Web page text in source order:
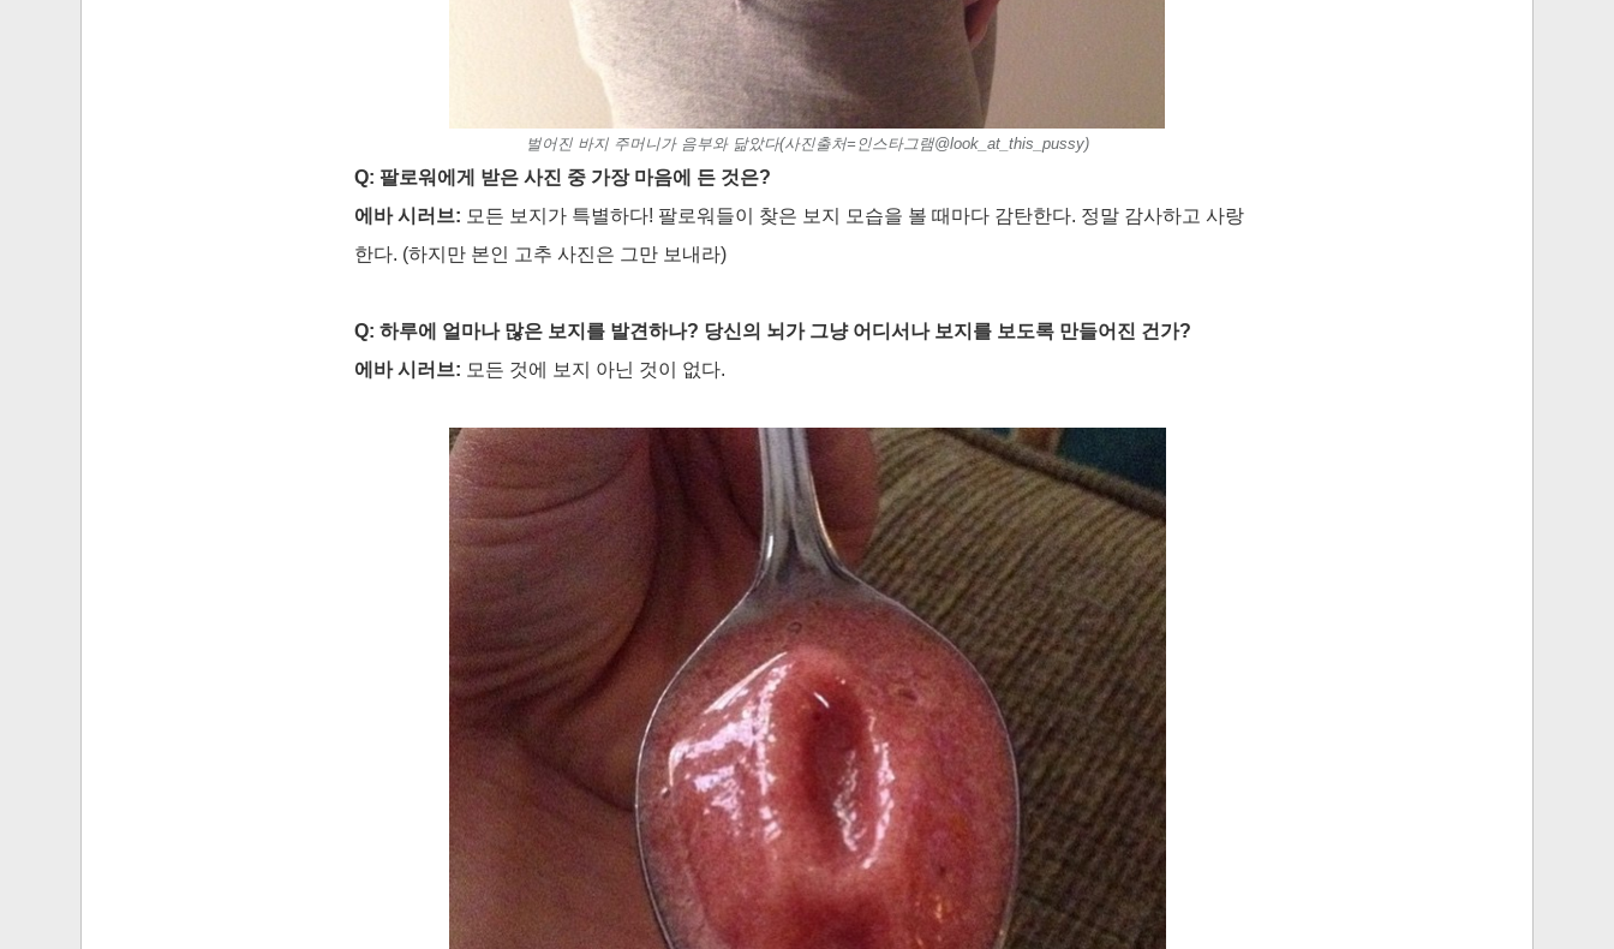
벌어진 바지 주머니가 음부와 닮았다(사진출처=인스타그램@look_at_this_pussy)
Q: 팔로워에게 받은 사진 중 가장 마음에 든 것은?
에바 시러브: 모든 보지가 특별하다! 팔로워들이 찾은 보지 모습을 볼 때마다 감탄한다. 정말 감사하고 사랑
한다. (하지만 본인 고추 사진은 그만 보내라)
Q: 하루에 얼마나 많은 보지를 발견하나? 당신의 뇌가 그냥 어디서나 보지를 보도록 만들어진 건가?
에바 시러브: 모든 것에 보지 아닌 것이 없다.